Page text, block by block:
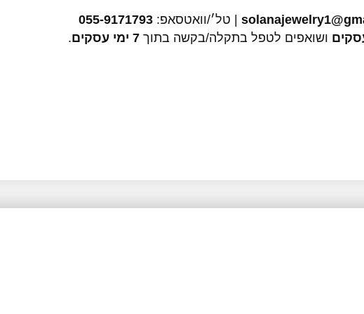
| טל׳/וואטסאפ: 055-9171793
ושואפים לטפל בתקלה/בקשה בתוך 7 ימי עסקים .